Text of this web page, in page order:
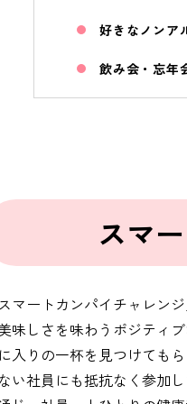
好きなノンア
飲み会・忘年
スマ
スマートカンパイチャレン
味しさを味わうポジティ
入りの一杯を見つけても
い社員にも抵抗なく参加